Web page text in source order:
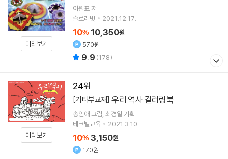
미리보기
이원표 저
슬로래빗
2021.12.17.
10% 10,350원
570원
9.9 (178)
24
미리보기
[기타부교재] 우리 역사 컬러링북
송인애그림 최경일 기획
테크빌교육
2021.3.10.
10% 3,150원
170원